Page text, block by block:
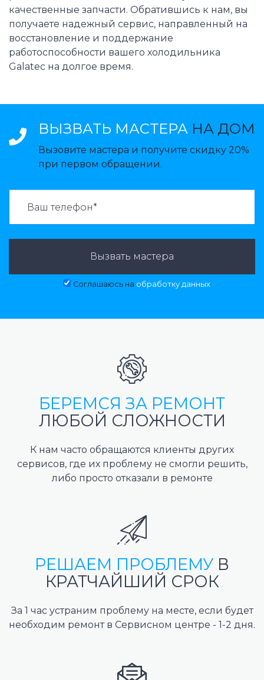
качественные запчасти. Обратившись к нам, вы
получаете надежный сервис, направленный на
восстановление и поддержание
работоспособности вашего холодильника
Galatec на долгое время.
ВЫЗВАТЬ МАСТЕРА НА ДОМ
Вызовите мастера и получите скидку 20%
при первом обращении.
Вызвать мастера
Соглашаюсь на обработку данных
БЕРЕМСЯ ЗА РЕМОНТ
ЛЮБОЙ СЛОЖНОСТИ
К нам часто обращаются клиенты других
сервисов, где их проблему не смогли решить,
либо просто отказали в ремонте
РЕШАЕМ ПРОБЛЕМУ В
КРАТЧАЙШИЙ СРОК
За 1 час устраним проблему на месте, если будет
необходим ремонт в Сервисном центре - 1-2 дня.